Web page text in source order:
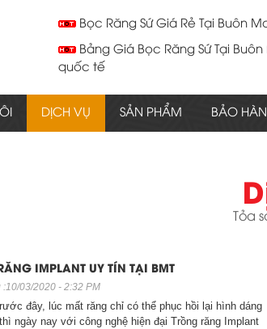
Bọc Răng Sứ Giá Rẻ Tại Buôn
Bảng Giá Bọc Răng Sứ Tại
quốc tế
Trồng Răng Implant Tại Buôn
Tế
Nha Khoa Uy Tín Buôn Ma
Vì sao nên bọc răng sứ cho
3 Biến Chứng của Viên Nướu
Nha khoa Sài Gòn Quốc Tế -
Nha khoa Sài Gòn Quốc Tế -
DỊCH VỤ SẢN PHẨM BẢO
Tỏa
IMPLANT UY TÍN TẠI BMT
03/2020 - 2:32 PM
đây, lúc mất răng chỉ có thể phục hồi lại hình dáng
ngày nay với công nghệ hiện đại Trồng răng Implant